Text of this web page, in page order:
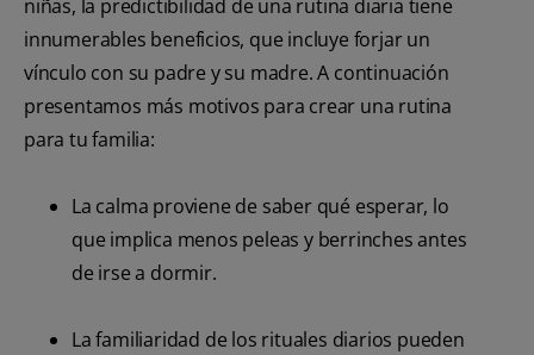
niñas, la predictibilidad de una rutina diaria tiene
innumerables beneficios, que incluye forjar un
vínculo con su padre y su madre. A continuación
presentamos más motivos para crear una rutina
para tu familia:
La calma proviene de saber qué esperar, lo
que implica menos peleas y berrinches antes
de irse a dormir.
La familiaridad de los rituales diarios pueden